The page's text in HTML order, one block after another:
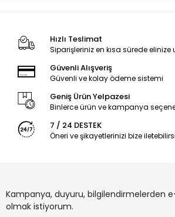
Hızlı Teslimat
Siparişleriniz en kısa sürede elinize
Güvenli Alışveriş
Güvenli ve kolay ödeme sistemi
Geniş Ürün Yelpazesi
Binlerce ürün ve kampanya
7 / 24 DESTEK
Öneri ve şikayetlerinizi bize
Kampanya, duyuru, bilgilendirmelerden
olmak istiyorum.